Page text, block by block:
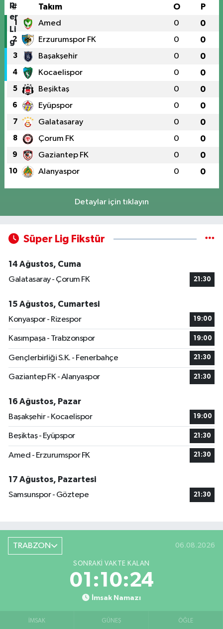
# Takım O P
1 Amed 0 0
2 Erzurumspor FK 0 0
3 Başakşehir 0 0
4 Kocaelispor 0 0
5 Beşiktaş 0 0
6 Eyüpspor 0 0
7 Galatasaray 0 0
8 Çorum FK 0 0
9 Gaziantep FK 0 0
10 Alanyaspor 0 0
Detaylar için tıklayın
Süper Lig Fikstür
14 Ağustos, Cuma
Galatasaray - Çorum FK
21:30
15 Ağustos, Cumartesi
Konyaspor - Rizespor
19:00
Kasımpaşa - Trabzonspor 19:00
Gençlerbirliği S.K. - Fenerbahçe 21:30
Gaziantep FK - Alanyaspor 21:30
16 Ağustos, Pazar
Başakşehir - Kocaelispor
19:00
Beşiktaş - Eyüpspor 21:30
Amed - Erzurumspor FK 21:30
17 Ağustos, Pazartesi
Samsunspor - Göztepe
21:30
TRABZON 06.08.2026
SONRAKI VAKTE KALAN
01:10:23
İmsak Namazı
İMSAK GÜNEŞ ÖĞLE